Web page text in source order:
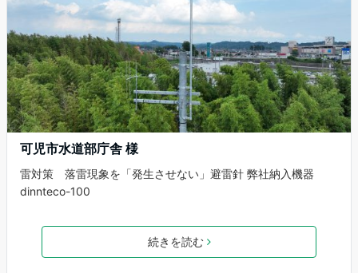
可児市水道部庁舎 様
雷対策 落雷現象を「発生させない」避雷針 弊社納入機器
dinnteco-100
続きを読む